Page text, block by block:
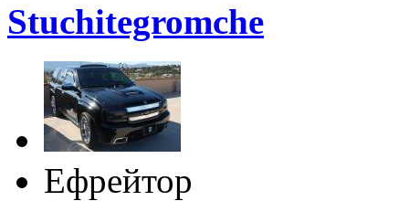
Stuchitegromche
Ефрейтор